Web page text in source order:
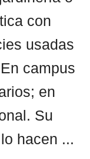
con
usadas
campus
en
Su
hacen ...